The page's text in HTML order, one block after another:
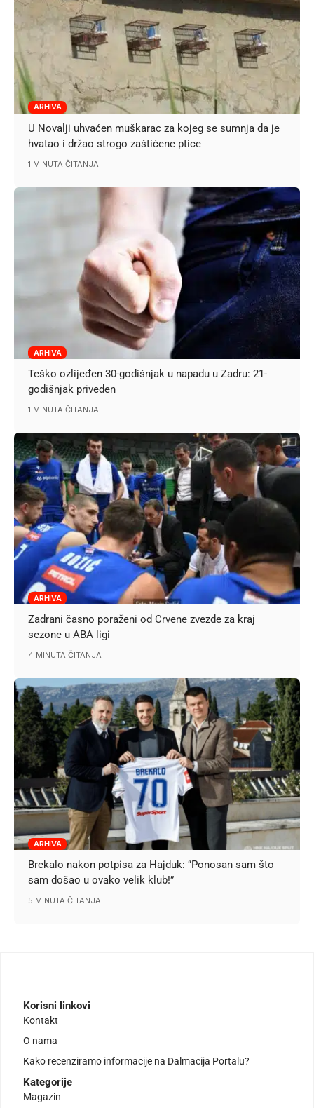
ARHIVA
U Novalji uhvaćen muškarac za kojeg se sumnja da je
hvatao i držao strogo zaštićene ptice
1 MINUTA ČITANJA
ARHIVA
Teško ozlijeđen 30-godišnjak u napadu u Zadru: 21-
godišnjak priveden
1 MINUTA ČITANJA
ARHIVA
Zadrani časno poraženi od Crvene zvezde za kraj
sezone u ABA ligi
4 MINUTA ČITANJA
ARHIVA
Brekalo nakon potpisa za Hajduk: “Ponosan sam što
sam došao u ovako velik klub!”
5 MINUTA ČITANJA
Korisni linkovi
Kontakt
O nama
Kako recenziramo informacije na Dalmacija Portalu?
Kategorije
Magazin